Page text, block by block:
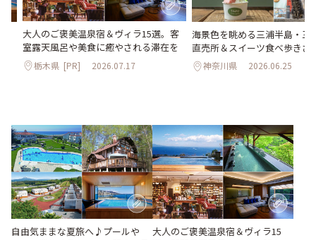
大人のご褒美温泉宿＆ヴィラ15選。客
室露天風呂や美食に癒やされる滞在を
栃木県 [PR] 2026.07.17
海景色を眺める三浦半島・
直売所＆スイーツ食べ歩きさ
神奈川県 2026.06.25
自由気ままな夏旅へ♪プールや
大人のご褒美温泉宿＆ヴィラ15